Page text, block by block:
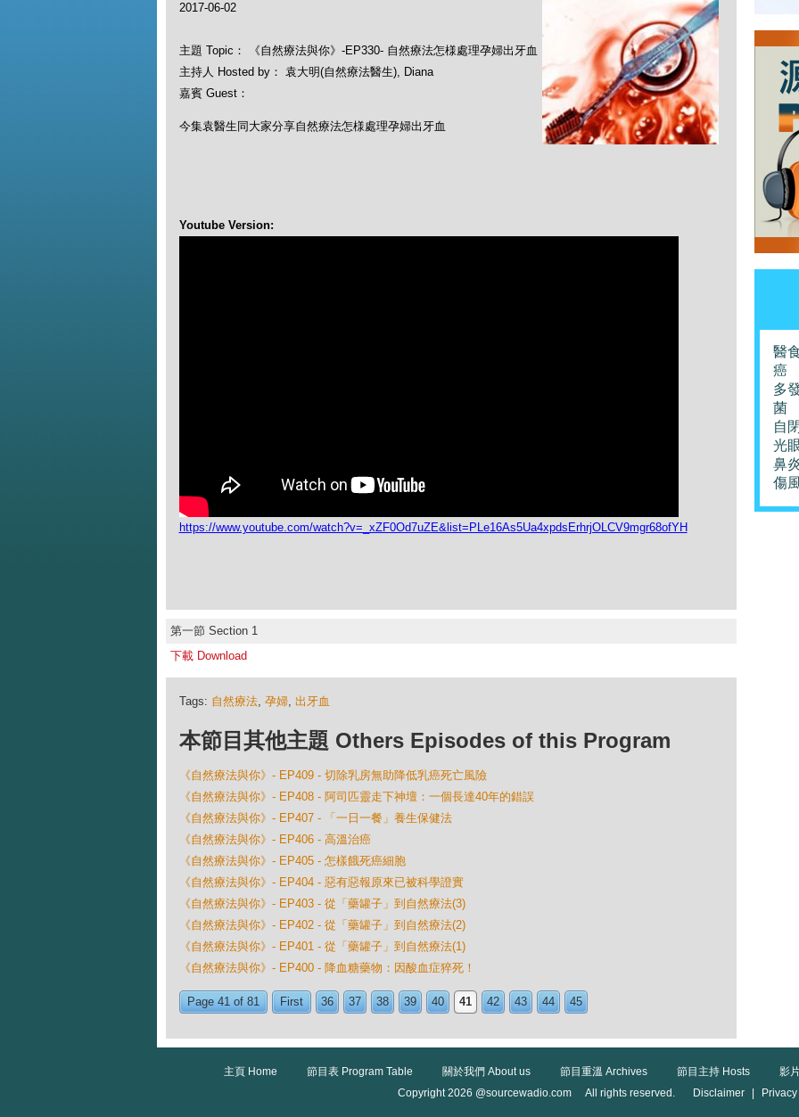
2017-06-02
主題 Topic： 《自然療法與你》-EP330- 自然療法怎様處理孕婦出牙血
主持人 Hosted by： 袁大明(自然療法醫生), Diana
嘉賓 Guest：
今集袁醫生同大家分享自然療法怎様處理孕婦出牙血
Youtube Version:
https://www.youtube.com/watch?v=_xZF0Od7uZE&list=PLe16As5Ua4xpdsErhrjOLCV9mgr68ofYH
第一節 Section 1
下載 Download
Tags: 自然療法, 孕婦, 出牙血
本節目其他主題 Others Episodes of this Program
《自然療法與你》- EP409 - 切除乳房無助降低乳癌死亡風險
《自然療法與你》- EP408 - 阿司匹靈走下神壇：一個長達40年的錯誤
《自然療法與你》- EP407 - 「一日一餐」養生保健法
《自然療法與你》- EP406 - 高溫治癌
《自然療法與你》- EP405 - 怎樣餓死癌細胞
《自然療法與你》- EP404 - 惡有惡報原來已被科學證實
《自然療法與你》- EP403 - 從「藥罐子」到自然療法(3)
《自然療法與你》- EP402 - 從「藥罐子」到自然療法(2)
《自然療法與你》- EP401 - 從「藥罐子」到自然療法(1)
《自然療法與你》- EP400 - 降血糖藥物：因酸血症猝死！
Page 41 of 81 First 36 37 38 39 40 41 42 43 44 45
醫
癌
多
菌
自
光
鼻
傷
主頁 Home 節目表 Program Table 關於我們 About us 節目重溫 Archives 節目主持 Hosts
影
Copyright 2026 @sourcewadio.com All rights reserved.
Disclaimer Privacy